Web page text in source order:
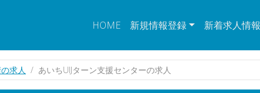
HOME 新規情報登録 新着求人情報
求人 あいちUIJターン支援センターの求人